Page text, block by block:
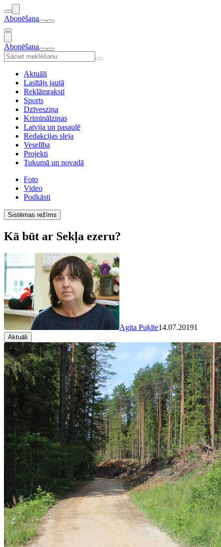
Abonēšana
Abonēšana
Aktuāli
Lasītājs jautā
Reklāmraksti
Sports
Dzīvesziņa
Kriminālziņas
Latvija un pasaulē
Redakcijas sleja
Veselība
Projekti
Tukumā un novadā
Foto
Video
Podkāsti
Sistēmas režīms
Kā būt ar Sekļa ezeru?
Agita Puķīte14.07.20191
Aktuāli